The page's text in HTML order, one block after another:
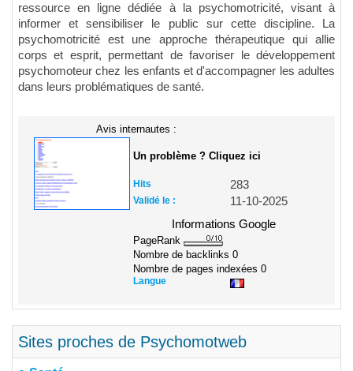
ressource en ligne dédiée à la psychomotricité, visant à
informer et sensibiliser le public sur cette discipline. La
psychomotricité est une approche thérapeutique qui allie
corps et esprit, permettant de favoriser le développement
psychomoteur chez les enfants et d'accompagner les adultes
dans leurs problématiques de santé.
Avis internautes :
Un problème ? Cliquez ici
Hits 283
Validé le :
11-10-2025
Informations Google
PageRank
Nombre de backlinks 0
Nombre de pages indexées 0
Langue
Sites proches de Psychomotweb